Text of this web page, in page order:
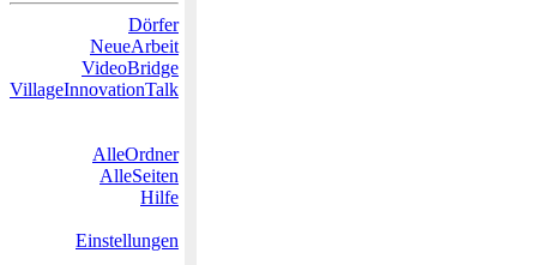
Dörfer
NeueArbeit
VideoBridge
VillageInnovationTalk
AlleOrdner
AlleSeiten
Hilfe
Einstellungen